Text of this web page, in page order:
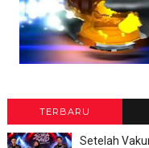
TERBARU
Setelah